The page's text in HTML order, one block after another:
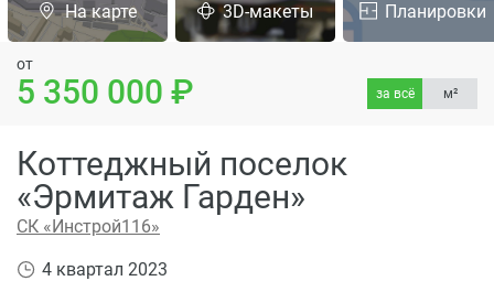
На карте 3D-макеты Планировки
Коттеджный поселок
«Эрмитаж Гарден»
СК «Инстрой116»
4 квартал 2023
от
5 350 000 за всё м²